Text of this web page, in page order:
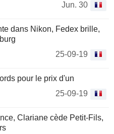
Jun. 30
dans Nikon, Fedex brille,
25-09-19
pour le prix d'un
25-09-19
Clariane cède Petit-Fils,